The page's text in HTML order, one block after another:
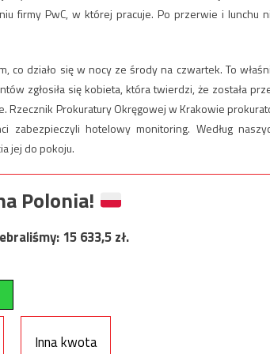
firmy PwC, w której pracuje. Po przerwie i lunchu
co działo się w nocy ze środy na czwartek. To
zgłosiła się kobieta, która twierdzi, że została
Rzecznik Prokuratury Okręgowej w Krakowie
zabezpieczyli hotelowy monitoring. Według
jej do pokoju.
Polonia!
15 633,5zł.
Inna kwota